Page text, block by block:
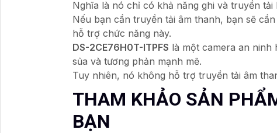
Nghĩa là nó chỉ có khả năng ghi và truyền tải
Nếu bạn cần truyền tải âm thanh, bạn sẽ
hỗ trợ chức năng này.
DS-2CE76H0T-ITPFS là một camera an
sủa và tương phản mạnh mẽ.
Tuy nhiên, nó không hỗ trợ truyền tải âm
THAM KHẢO SẢN
BẠN